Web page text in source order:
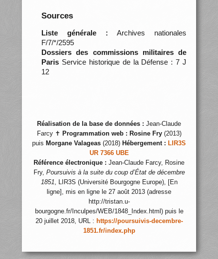
Sources
Liste générale : Archives nationales
F/7/*/2595
Dossiers des commissions militaires de
ParisService historique de la Défense : 7 J
12
Réalisation de la base de données : Jean-Claude
Farcy ✝ Programmation web : Rosine Fry(2013)
puis Morgane Valageas (2018) Hébergement : LIR3S
UR 7366 UBE
Référence électronique : Jean-Claude Farcy, Rosine
Fry, Poursuivis à la suite du coup d’État de décembre
1851, LIR3S (Université Bourgogne Europe), [En
ligne], mis en ligne le 27 août 2013 (adresse
http://tristan.u-
bourgogne.fr/Inculpes/WEB/1848_Index.html) puis le
20 juillet 2018, URL : https://poursuivis-decembre-
1851.fr/index.php